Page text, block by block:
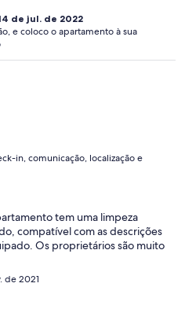
de jul. de 2022
e coloco o apartamento à sua
in, comunicação, localização e
tem uma limpeza
compatível com as descrições
Os proprietários são muito
de 2021